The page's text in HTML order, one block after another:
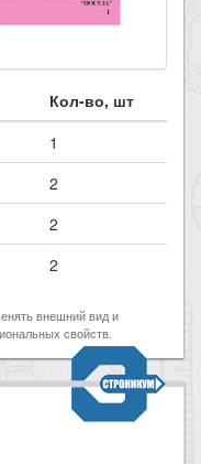
Кол-во, шт
1
2
2
2
внешний вид и
свойств.